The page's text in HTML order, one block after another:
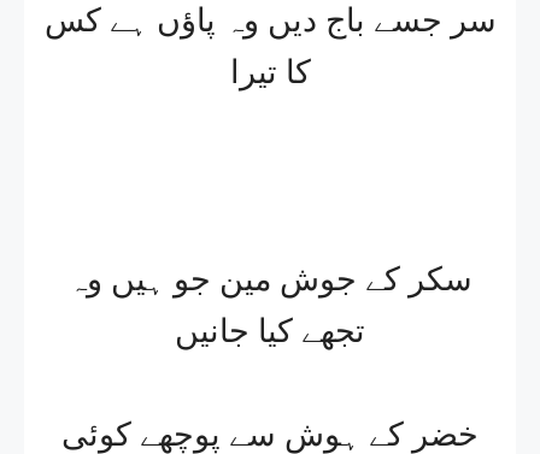
سر جسے باج دیں وہ پاﺅں ہے کس
کا تیرا
سکر کے جوش مین جو ہیں وہ
تجھے کیا جانیں
خضر کے ہوش سے پوچھے کوئی